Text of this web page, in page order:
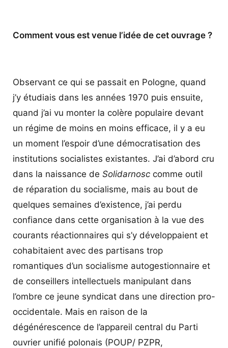
Comment vous est venue l’idée de cet ouvrage ?
Observant ce qui se passait en Pologne, quand
j’y étudiais dans les années 1970 puis ensuite,
quand j’ai vu monter la colère populaire devant
un régime de moins en moins efficace, il y a eu
un moment l’espoir d’une démocratisation des
institutions socialistes existantes. J’ai d’abord cru
dans la naissance de Solidarnosc comme outil
de réparation du socialisme, mais au bout de
quelques semaines d’existence, j’ai perdu
confiance dans cette organisation à la vue des
courants réactionnaires qui s’y développaient et
cohabitaient avec des partisans trop
romantiques d’un socialisme autogestionnaire et
de conseillers intellectuels manipulant dans
l’ombre ce jeune syndicat dans une direction pro-
occidentale. Mais en raison de la
dégénérescence de l’appareil central du Parti
ouvrier unifié polonais (POUP/ PZPR,